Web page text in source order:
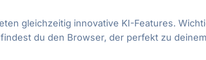
gleichzeitig innovative KI-Features.
du den Browser, der perfekt zu deinem